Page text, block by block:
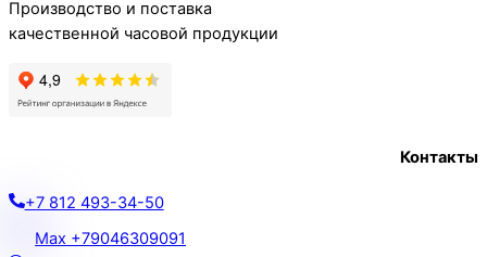
Производство и поставка
качественной часовой продукции
Контакты
+7 812 493-34-50
Max +79046309091